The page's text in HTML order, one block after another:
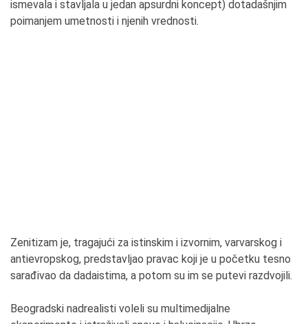
ismevala i stavljala u jedan apsurdni koncept) dotadašnjim
poimanjem umetnosti i njenih vrednosti.
Zenitizam je, tragajući za istinskim i izvornim, varvarskog i
antievropskog, predstavljao pravac koji je u početku tesno
sarađivao da dadaistima, a potom su im se putevi razdvojili.
Beogradski nadrealisti voleli su multimedijalne